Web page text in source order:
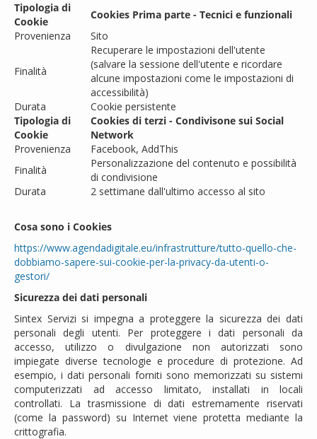
Tipologia di
Cookie
Cookies Prima parte - Tecnici e funzionali
Provenienza
Sito
Finalità
Recuperare le impostazioni dell'utente
(salvare la sessione dell'utente e ricordare
alcune impostazioni come le impostazioni di
accessibilità)
Durata
Cookie persistente
Tipologia di
Cookie
Cookies di terzi - Condivisone sui Social
Network
Provenienza
Facebook, AddThis
Finalità
Personalizzazione del contenuto e possibilità
di condivisione
Durata
2 settimane dall'ultimo accesso al sito
Cosa sono i Cookies
https://www.agendadigitale.eu/infrastrutture/tutto-quello-che-
dobbiamo-sapere-sui-cookie-per-la-privacy-da-utenti-o-
gestori/
Sicurezza dei dati personali
Sintex Servizi si impegna a proteggere la sicurezza dei dati
personali degli utenti. Per proteggere i dati personali da
accesso, utilizzo o divulgazione non autorizzati sono
impiegate diverse tecnologie e procedure di protezione. Ad
esempio, i dati personali forniti sono memorizzati su sistemi
computerizzati ad accesso limitato, installati in locali
controllati. La trasmissione di dati estremamente riservati
(come la password) su Internet viene protetta mediante la
crittografia.